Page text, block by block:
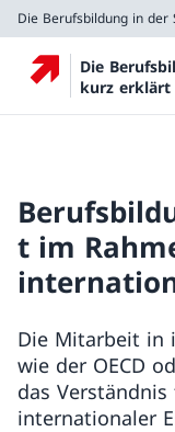
Die Berufsbildung in der
Die
kurz erklärt
t im
Die Mitarbeit in
wie der OECD
das
internationaler